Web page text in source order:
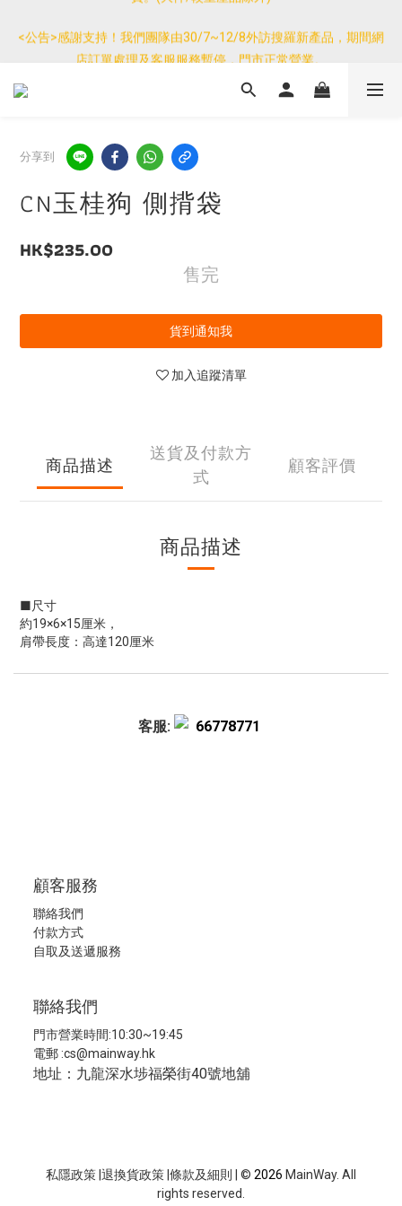
費。(大件/較重產品除外)
<公告>感謝支持！我們團隊由30/7~12/8外訪搜羅新產品，期間網
店訂單處理及客服服務暫停，門市正常營業。
優惠免運產品如與其他商品同單購買，其他商品每件只需加$7運
分享到
CN玉桂狗 側揹袋
HK$235.00
售完
貨到通知我
加入追蹤清單
商品描述
送貨及付款方
式
顧客評價
商品描述
■尺寸
約19×6×15厘米，
肩帶長度：高達120厘米
客服: 66778771
顧客服務
聯絡我們
付款方式
自取及送遞服務
聯絡我們
門市營業時間:10:30~19:45
電郵 :cs@mainway.hk
地址：九龍深水埗福榮街40號地舖
私隱政策 退換貨政策 條款及細則 | © 2026 MainWay. All
rights reserved.